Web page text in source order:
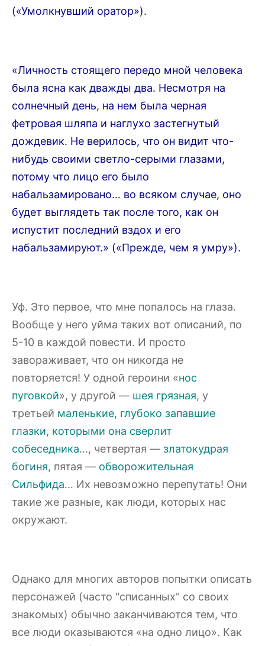
(«Умолкнувший оратор»).
«Личность стоящего передо мной человека
была ясна как дважды два. Несмотря на
солнечный день, на нем была черная
фетровая шляпа и наглухо застегнутый
дождевик. Не верилось, что он видит что-
нибудь своими светло-серыми глазами,
потому что лицо его было
набальзамировано… во всяком случае, оно
будет выглядеть так после того, как он
испустит последний вздох и его
набальзамируют.» («Прежде, чем я умру»).
Уф. Это первое, что мне попалось на глаза.
Вообще у него уйма таких вот описаний, по
5-10 в каждой повести. И просто
завораживает, что он никогда не
повторяется! У одной героини «нос
пуговкой», у другой — шея грязная, у
третьей маленькие, глубоко запавшие
глазки, которыми она сверлит
собеседника…, четвертая — златокудрая
богиня, пятая — обворожительная
Сильфида… Их невозможно перепутать! Они
такие же разные, как люди, которых нас
окружают.
Однако для многих авторов попытки описать
персонажей (часто "списанных" со своих
знакомых) обычно заканчиваются тем, что
все люди оказываются «на одно лицо». Как